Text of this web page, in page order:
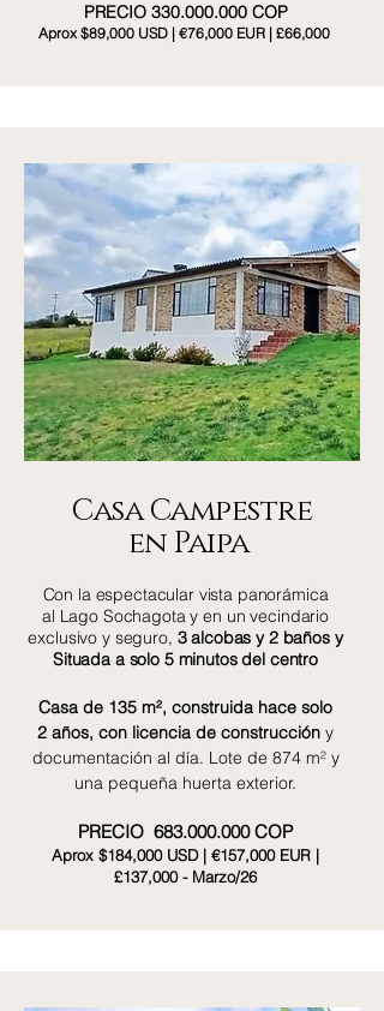
PRECIO 330.000.000COP
Aprox $89,000 USD | €76,000 EUR | £66,000
Casa Campestre
en Paipa
Con la espectacular vista panorámica
al Lago Sochagota y en un vecindario
exclusivo y seguro, 3 alcobas y 2 baños y
Situada a solo 5 minutos del centro
Casa de 135 m², construida hace solo
2 años, con licencia de construcción y
documentación al día. Lote de 874 m² y
una pequeña huerta exterior.
PRECIO 683.000.000COP
Aprox $184,000 USD | €157,000 EUR |
£137,000 - Marzo/26